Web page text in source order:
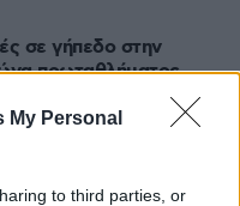
My Personal
to third parties, or
σε γήπεδο στην
πρωταθλήματος,